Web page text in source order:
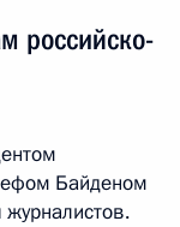
российско-
Байденом